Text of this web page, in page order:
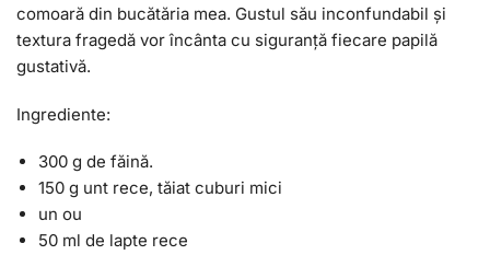
comoară din bucătăria mea. Gustul său inconfundabil și
textura fragedă vor încânta cu siguranță fiecare papilă
gustativă.
Ingrediente:
300 g de făină.
150 g unt rece, tăiat cuburi mici
un ou
50 ml de lapte rece